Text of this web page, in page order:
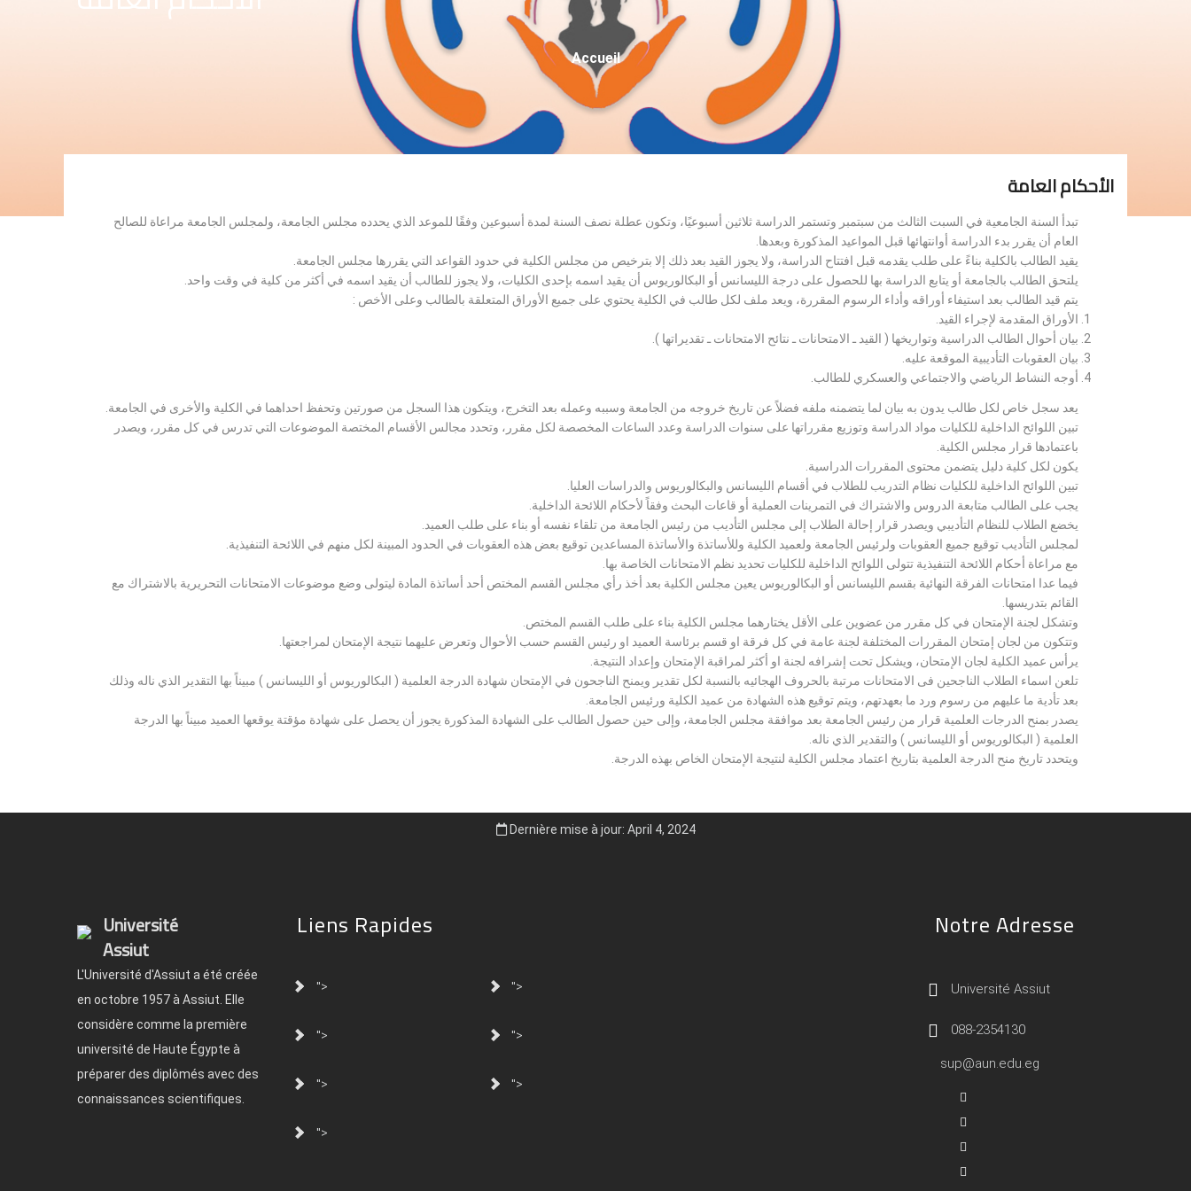
Fil
D'Ariane
Accueil
الأحكام العامة
تبدأ السنة الجامعية في السبت الثالث من سبتمبر وتستمر الدراسة ثلاثين أسبوعيًا، وتكون عطلة نصف السنة لمدة أسبوعين وفقًا للموعد الذي يحدده مجلس الجامعة، ولمجلس الجامعة مراعاة للصالح
العام أن يقرر بدء الدراسة أوانتهائها قبل المواعيد المذكورة وبعدها.
يقيد الطالب بالكلية بناءً على طلب يقدمه قبل افتتاح الدراسة، ولا يجوز القيد بعد ذلك إلا بترخيص من مجلس الكلية في حدود القواعد التي يقررها مجلس الجامعة.
يلتحق الطالب بالجامعة أو يتابع الدراسة بها للحصول على درجة الليسانس أو البكالوريوس أن يقيد اسمه بإحدى الكليات، ولا يجوز للطالب أن يقيد اسمه في أكثر من كلية في وقت واحد.
يتم قيد الطالب بعد استيفاء أوراقه وأداء الرسوم المقررة، ويعد ملف لكل طالب في الكلية يحتوي على جميع الأوراق المتعلقة بالطالب وعلى الأخص :
الأوراق المقدمة لإجراء القيد.
بيان أحوال الطالب الدراسية وتواريخها ( القيد ـ الامتحانات ـ نتائح الامتحانات ـ تقديراتها ).
بيان العقوبات التأديبية الموقعة عليه.
أوجه النشاط الرياضي والاجتماعي والعسكري للطالب.
يعد سجل خاص لكل طالب يدون به بيان لما يتضمنه ملفه فضلاً عن تاريخ خروجه من الجامعة وسببه وعمله بعد التخرج، ويتكون هذا السجل من صورتين وتحفظ احداهما في الكلية والأخرى في الجامعة.
تبين اللوائح الداخلية للكليات مواد الدراسة وتوزيع مقرراتها على سنوات الدراسة وعدد الساعات المخصصة لكل مقرر، وتحدد مجالس الأقسام المختصة الموضوعات التي تدرس في كل مقرر، ويصدر
باعتمادها قرار مجلس الكلية.
يكون لكل كلية دليل يتضمن محتوى المقررات الدراسية.
تبين اللوائح الداخلية للكليات نظام التدريب للطلاب في أقسام الليسانس والبكالوريوس والدراسات العليا.
يجب على الطالب متابعة الدروس والاشتراك في التمرينات العملية أو قاعات البحث وفقاً لأحكام اللائحة الداخلية.
يخضع الطلاب للنظام التأديبي ويصدر قرار إحالة الطلاب إلى مجلس التأديب من رئيس الجامعة من تلقاء نفسه أو بناء على طلب العميد.
لمجلس التأديب توقيع جميع العقوبات ولرئيس الجامعة ولعميد الكلية وللأساتذة والأساتذة المساعدين توقيع بعض هذه العقوبات في الحدود المبينة لكل منهم في اللائحة التنفيذية.
مع مراعاة أحكام اللائحة التنفيذية تتولى اللوائح الداخلية للكليات تحديد نظم الامتحانات الخاصة بها.
فيما عدا امتحانات الفرقة النهائية بقسم الليسانس أو البكالوريوس يعين مجلس الكلية بعد أخذ رأي مجلس القسم المختص أحد أساتذة المادة ليتولى وضع موضوعات الامتحانات التحريرية بالاشتراك مع
القائم بتدريسها.
وتشكل لجنة الإمتحان في كل مقرر من عضوين على الأقل يختارهما مجلس الكلية بناء على طلب القسم المختص.
وتتكون من لجان إمتحان المقررات المختلفة لجنة عامة في كل فرقة او قسم برئاسة العميد او رئيس القسم حسب الأحوال وتعرض عليهما نتيجة الإمتحان لمراجعتها.
يرأس عميد الكلية لجان الإمتحان، ويشكل تحت إشرافه لجنة او أكثر لمراقبة الإمتحان وإعداد النتيجة.
تلعن اسماء الطلاب الناجحين فى الامتحانات مرتبة بالحروف الهجائيه بالنسبة لكل تقدير ويمنح الناجحون في الإمتحان شهادة الدرجة العلمية ( البكالوريوس أو الليسانس ) مبيناً بها التقدير الذي ناله وذلك
بعد تأدية ما عليهم من رسوم ورد ما بعهدتهم، ويتم توقيع هذه الشهادة من عميد الكلية ورئيس الجامعة.
يصدر بمنح الدرجات العلمية قرار من رئيس الجامعة بعد موافقة مجلس الجامعة، وإلى حين حصول الطالب على الشهادة المذكورة يجوز أن يحصل على شهادة مؤقتة يوقعها العميد مبيناً بها الدرجة
العلمية ( البكالوريوس أو الليسانس ) والتقدير الذي ناله.
ويتحدد تاريخ منح الدرجة العلمية بتاريخ اعتماد مجلس الكلية لنتيجة الإمتحان الخاص بهذه الدرجة.
Dernière mise à jour: April 4, 2024
Université
Assiut
L'Université d'Assiut a été créée
en octobre 1957 à Assiut. Elle
considère comme la première
université de Haute Égypte à
préparer des diplômés avec des
connaissances scientifiques.
Liens Rapides
"> ">
"> ">
"> ">
">
Notre Adresse
Université Assiut
088-2354130
sup@aun.edu.eg